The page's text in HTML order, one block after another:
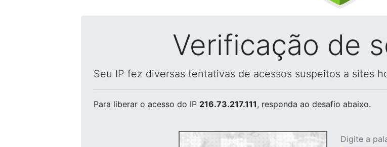
Verificação de
Seu IP fez diversas tentativas de acessos suspeitos a sites
Para liberar o acesso do IP 216.73.217.111, responda ao desafio abaixo.
Digite a